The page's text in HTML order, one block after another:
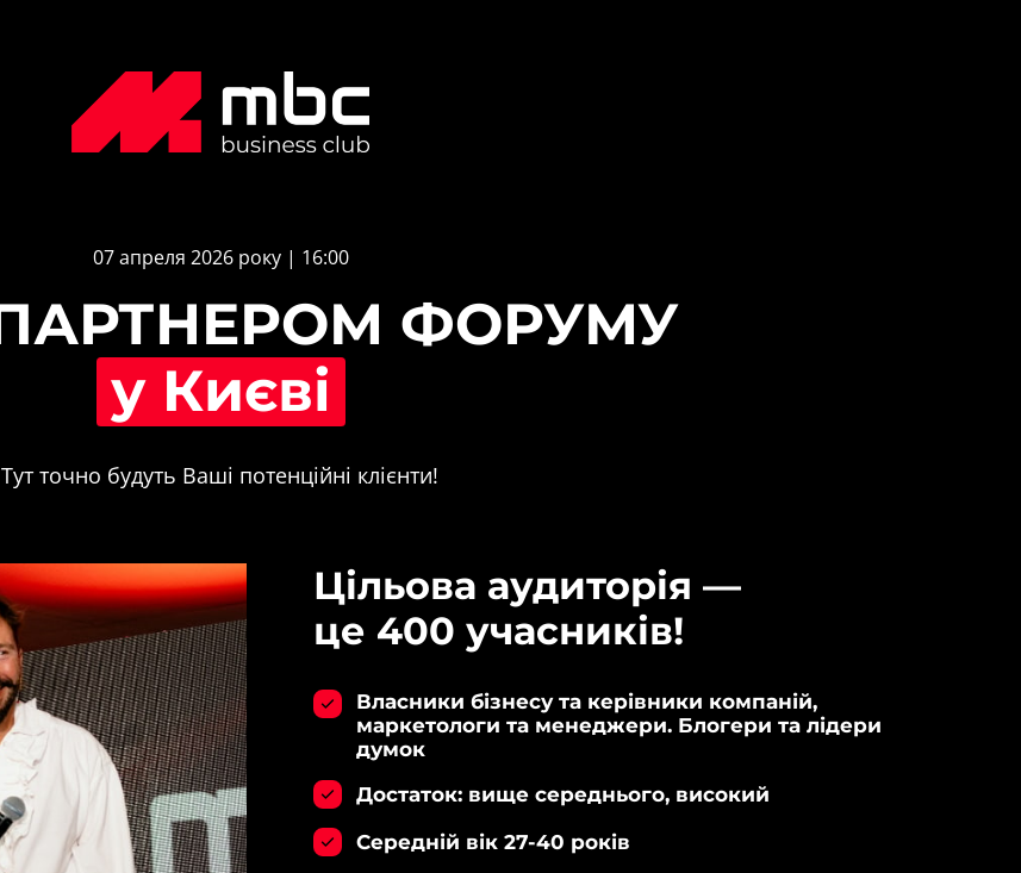
07 апреля 2026 року | 16:00
у Києві
Тут точно будуть Ваші потенційні клієнти!
Цільова аудиторія —
це 400 учасників!
Власники бізнесу та керівники компаній,
маркетологи та менеджери. Блогери та лідери
думок
Достаток: вище середнього, високий
Середній вік 27-40 років